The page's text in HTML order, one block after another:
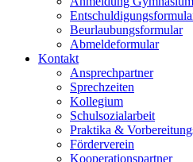
Beurlaubungsformular
Abmeldeformular
Kontakt
Ansprechpartner
Sprechzeiten
Kollegium
Schulsozialarbeit
Praktika &
Förderverein
Kooperationspartner